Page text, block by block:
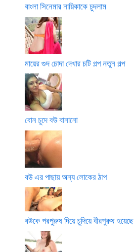
বাংলা সিনেমার নায়িকাকে চুদলাম
মায়ের গুদ চোদা দেখার চটি গল্প নতুন গল্প
বোন চুদে বউ বানানো
বউ এর পাছায় অন্য লোকের ঠাপ
বউকে পরপুরুষ দিয়ে চুদিয়ে বীরপুরুষ হয়েছে